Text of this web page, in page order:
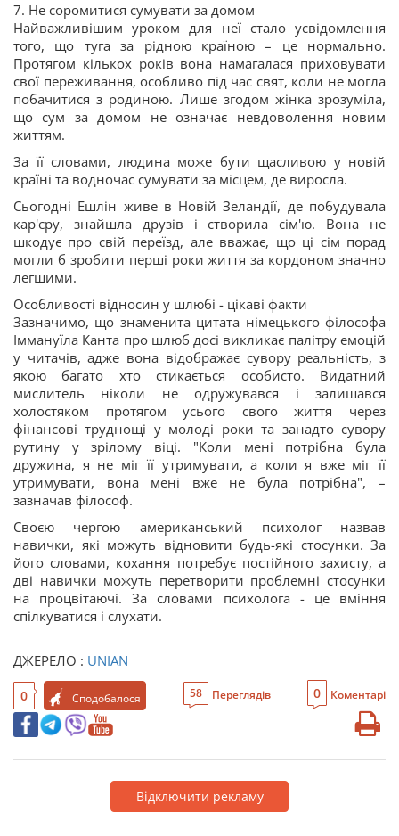
7. Не соромитися сумувати за домом
Найважливішим уроком для неї стало усвідомлення
того, що туга за рідною країною – це нормально.
Протягом кількох років вона намагалася приховувати
свої переживання, особливо під час свят, коли не могла
побачитися з родиною. Лише згодом жінка зрозуміла,
що сум за домом не означає невдоволення новим
життям.
За її словами, людина може бути щасливою у новій
країні та водночас сумувати за місцем, де виросла.
Сьогодні Ешлін живе в Новій Зеландії, де побудувала
кар'єру, знайшла друзів і створила сім'ю. Вона не
шкодує про свій переїзд, але вважає, що ці сім порад
могли б зробити перші роки життя за кордоном значно
легшими.
Особливості відносин у шлюбі - цікаві факти
Зазначимо, що знаменита цитата німецького філософа
Іммануїла Канта про шлюб досі викликає палітру емоцій
у читачів, адже вона відображає сувору реальність, з
якою багато хто стикається особисто. Видатний
мислитель ніколи не одружувався і залишався
холостяком протягом усього свого життя через
фінансові труднощі у молоді роки та занадто сувору
рутину у зрілому віці. "Коли мені потрібна була
дружина, я не міг її утримувати, а коли я вже міг її
утримувати, вона мені вже не була потрібна", –
зазначав філософ.
Своєю чергою американський психолог назвав
навички, які можуть відновити будь-які стосунки. За
його словами, кохання потребує постійного захисту, а
дві навички можуть перетворити проблемні стосунки
на процвітаючі. За словами психолога - це вміння
спілкуватися і слухати.
ДЖЕРЕЛО : UNIAN
0 Сподобалося 58 Переглядів 0 Коментарі
Відключити рекламу